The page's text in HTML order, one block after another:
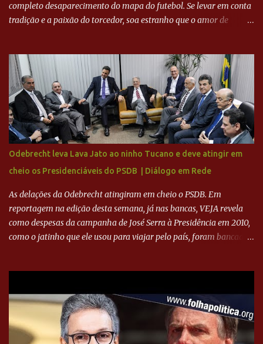
completo desaparecimento do mapa do futebol. Se levar em conta
tradição e a paixão do torcedor, soa estranho que o amor de
feito imediatamente para pagamento de dívidas emergenciais e
investimentos no departamento de futebol. O projeto apresentado
para a recuperação do Cruzeiro, o aporte financeiro inicial, com
Ronaldo sendo solidário à dívida de R$ 1 bilhão a partir de agora,
mais o peso que o ex-atacante tem no mundo do futebol, além de
sua história na Raposa, pesaram para que um dos mais icônicos
camisas 9 acertasse a compra do clube. Fonte: Itatiaia Fonte:
ADVOGADO DO CRUZEIRO NA SAF EXPLICA SITUAÇÃO DO
CRUZEIRO - RONALDO COMPROU 90% DAS AÇÕES DO CLUBE
Odebrecht leva Lava Jato ao ninho Tucano e deve atingir em
cheio os Presidenciáveis do PSDB | Diálogo em Rede
As delações da Odebrecht atingiram em cheio o PSDB. Em
reportagem na edição desta semana, já nas bancas, VEJA revela
como despesas da campanha de José Serra à Presidência em 2010,
como o jatinho que ele usou para viajar pelo país, foram bancadas
Executiva Nacional do PSDB (Valter Campanato/Agência Brasil) O
texto também põe fim a um mistério: três fontes confirmaram à
revista que o codinome “santo” que aparece em planilhas da
empreiteira refere-se ao governador de São Paulo, Geraldo